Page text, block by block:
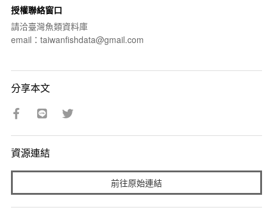
授權聯絡窗口
請洽臺灣魚類資料庫
email：taiwanfishdata@gmail.com
分享本文
資源連結
前往原始連結